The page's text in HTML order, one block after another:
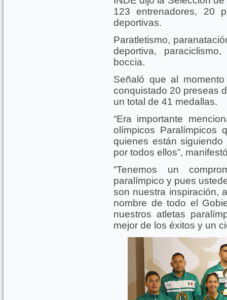
123 entrenadores, 20
deportivas.
Paratletismo,
deportiva,
boccia.
Señaló que al
conquistado 20 preseas
un total de 41 medallas.
“Era importante
olímpicos Paralímpicos
quienes están
por todos ellos”,
“Tenemos un
paralímpico y pues
son nuestra inspiración,
nombre de todo el
nuestros atletas
mejor de los éxitos y un